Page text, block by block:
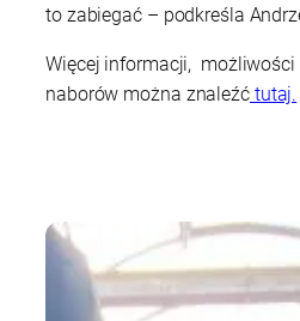
to zabiegać – podkreśla
Więcej informacji, możliwości
naborów można znaleźćtutaj.